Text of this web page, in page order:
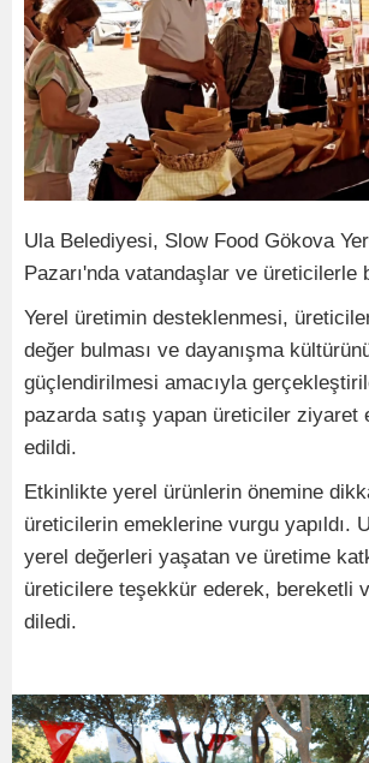
Ula Belediyesi, Slow Food Gökova
Pazarı'nda vatandaşlar ve üreticilerle
Yerel üretimin desteklenmesi,
değer bulması ve dayanışma
güçlendirilmesi amacıyla
pazarda satış yapan üreticiler ziyaret
edildi.
Etkinlikte yerel ürünlerin önemine
üreticilerin emeklerine vurgu yapıldı.
yerel değerleri yaşatan ve üretime
üreticilere teşekkür ederek, bereketli
diledi.